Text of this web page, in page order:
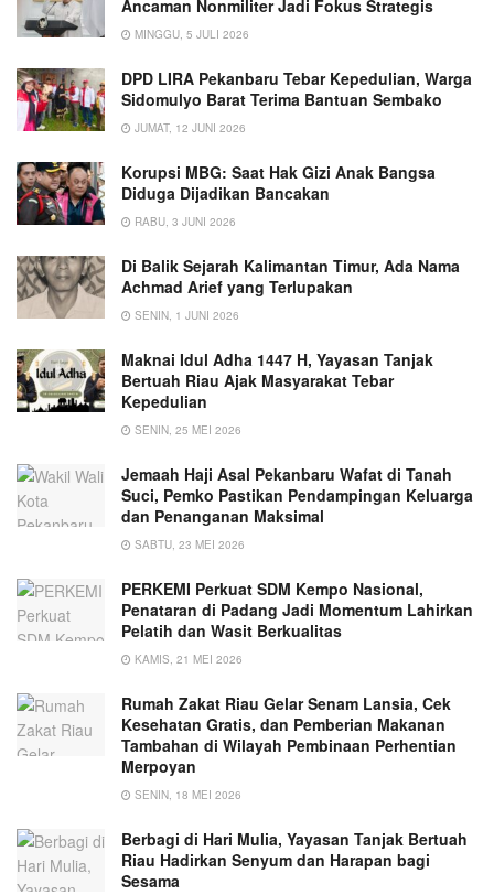
Ancaman Nonmiliter Jadi Fokus Strategis
MINGGU, 5 JULI 2026
DPD LIRA Pekanbaru Tebar Kepedulian, Warga
Sidomulyo Barat Terima Bantuan Sembako
JUMAT, 12 JUNI 2026
Korupsi MBG: Saat Hak Gizi Anak Bangsa
Diduga Dijadikan Bancakan
RABU, 3 JUNI 2026
Di Balik Sejarah Kalimantan Timur, Ada Nama
Achmad Arief yang Terlupakan
SENIN, 1 JUNI 2026
Maknai Idul Adha 1447 H, Yayasan Tanjak
Bertuah Riau Ajak Masyarakat Tebar
Kepedulian
SENIN, 25 MEI 2026
Jemaah Haji Asal Pekanbaru Wafat di Tanah
Suci, Pemko Pastikan Pendampingan Keluarga
dan Penanganan Maksimal
SABTU, 23 MEI 2026
PERKEMI Perkuat SDM Kempo Nasional,
Penataran di Padang Jadi Momentum Lahirkan
Pelatih dan Wasit Berkualitas
KAMIS, 21 MEI 2026
Rumah Zakat Riau Gelar Senam Lansia, Cek
Kesehatan Gratis, dan Pemberian Makanan
Tambahan di Wilayah Pembinaan Perhentian
Merpoyan
SENIN, 18 MEI 2026
Berbagi di Hari Mulia, Yayasan Tanjak Bertuah
Riau Hadirkan Senyum dan Harapan bagi
Sesama